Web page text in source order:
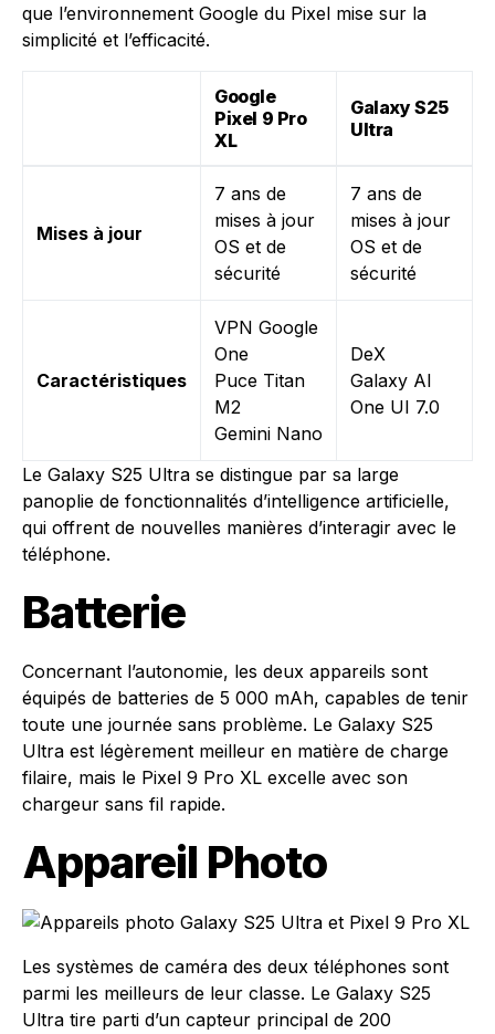
que l’environnement Google du Pixel mise sur la
simplicité et l’efficacité.
Google
Pixel 9 Pro
XL
Galaxy S25
Ultra
Mises à jour
7 ans de
mises à jour
OS et de
sécurité
7 ans de
mises à jour
OS et de
sécurité
Caractéristiques
VPN Google
One
Puce Titan
M2
Gemini Nano
DeX
Galaxy AI
One UI 7.0
Le Galaxy S25 Ultra se distingue par sa large
panoplie de fonctionnalités d’intelligence artificielle,
qui offrent de nouvelles manières d’interagir avec le
téléphone.
Batterie
Concernant l’autonomie, les deux appareils sont
équipés de batteries de 5 000 mAh, capables de tenir
toute une journée sans problème. Le Galaxy S25
Ultra est légèrement meilleur en matière de charge
filaire, mais le Pixel 9 Pro XL excelle avec son
chargeur sans fil rapide.
Appareil Photo
Les systèmes de caméra des deux téléphones sont
parmi les meilleurs de leur classe. Le Galaxy S25
Ultra tire parti d’un capteur principal de 200